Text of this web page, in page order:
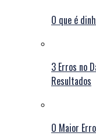
O que é
3 Erros no
Resultados
O Maior